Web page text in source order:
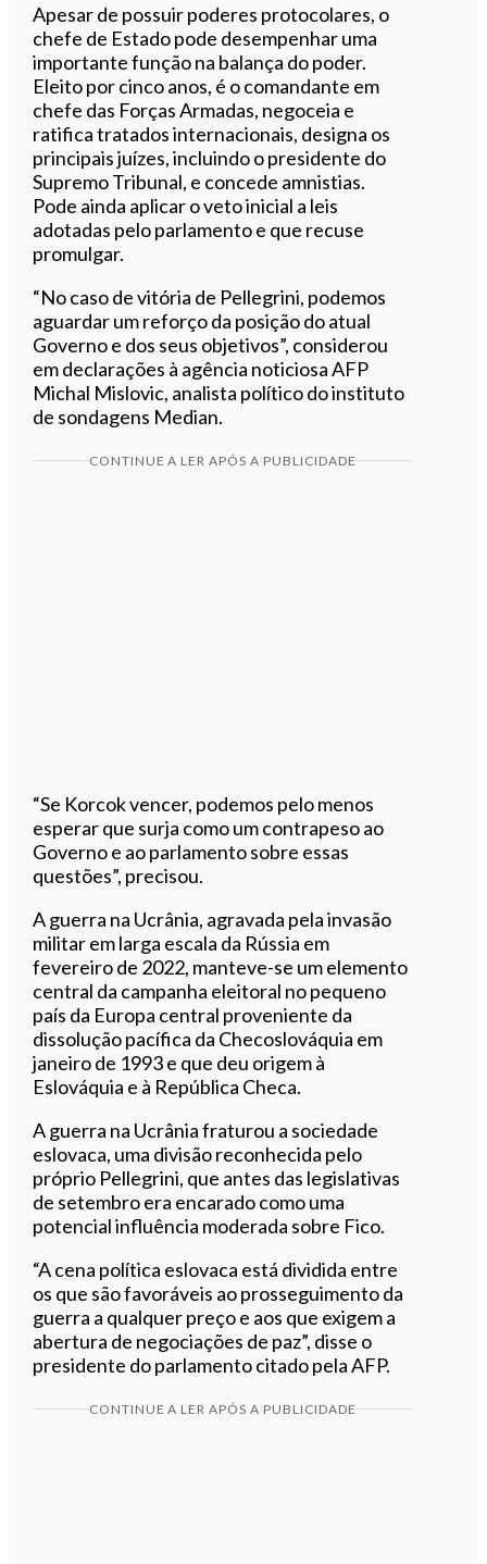
Apesar de possuir poderes protocolares, o
chefe de Estado pode desempenhar uma
importante função na balança do poder.
Eleito por cinco anos, é o comandante em
chefe das Forças Armadas, negoceia e
ratifica tratados internacionais, designa os
principais juízes, incluindo o presidente do
Supremo Tribunal, e concede amnistias.
Pode ainda aplicar o veto inicial a leis
adotadas pelo parlamento e que recuse
promulgar.
“No caso de vitória de Pellegrini, podemos
aguardar um reforço da posição do atual
Governo e dos seus objetivos”, considerou
em declarações à agência noticiosa AFP
Michal Mislovic, analista político do instituto
de sondagens Median.
CONTINUE A LER APÓS A PUBLICIDADE
“Se Korcok vencer, podemos pelo menos
esperar que surja como um contrapeso ao
Governo e ao parlamento sobre essas
questões”, precisou.
A guerra na Ucrânia, agravada pela invasão
militar em larga escala da Rússia em
fevereiro de 2022, manteve-se um elemento
central da campanha eleitoral no pequeno
país da Europa central proveniente da
dissolução pacífica da Checoslováquia em
janeiro de 1993 e que deu origem à
Eslováquia e à República Checa.
A guerra na Ucrânia fraturou a sociedade
eslovaca, uma divisão reconhecida pelo
próprio Pellegrini, que antes das legislativas
de setembro era encarado como uma
potencial influência moderada sobre Fico.
“A cena política eslovaca está dividida entre
os que são favoráveis ao prosseguimento da
guerra a qualquer preço e aos que exigem a
abertura de negociações de paz”, disse o
presidente do parlamento citado pela AFP.
CONTINUE A LER APÓS A PUBLICIDADE